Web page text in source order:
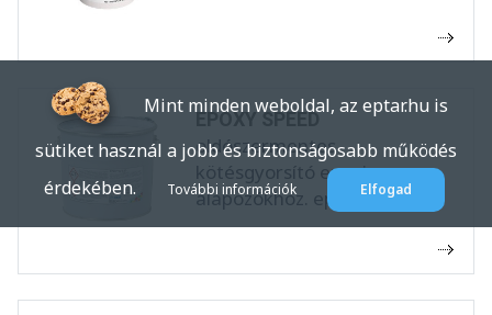
EPOXY SPEED
oldószermentes
kötésgyorsító epoxi
alapozókhoz. epoxy speed ...
Mint minden weboldal, az eptar.hu is
sütiket használ a jobb és biztonságosabb működés
érdekében.
További információk Elfogad